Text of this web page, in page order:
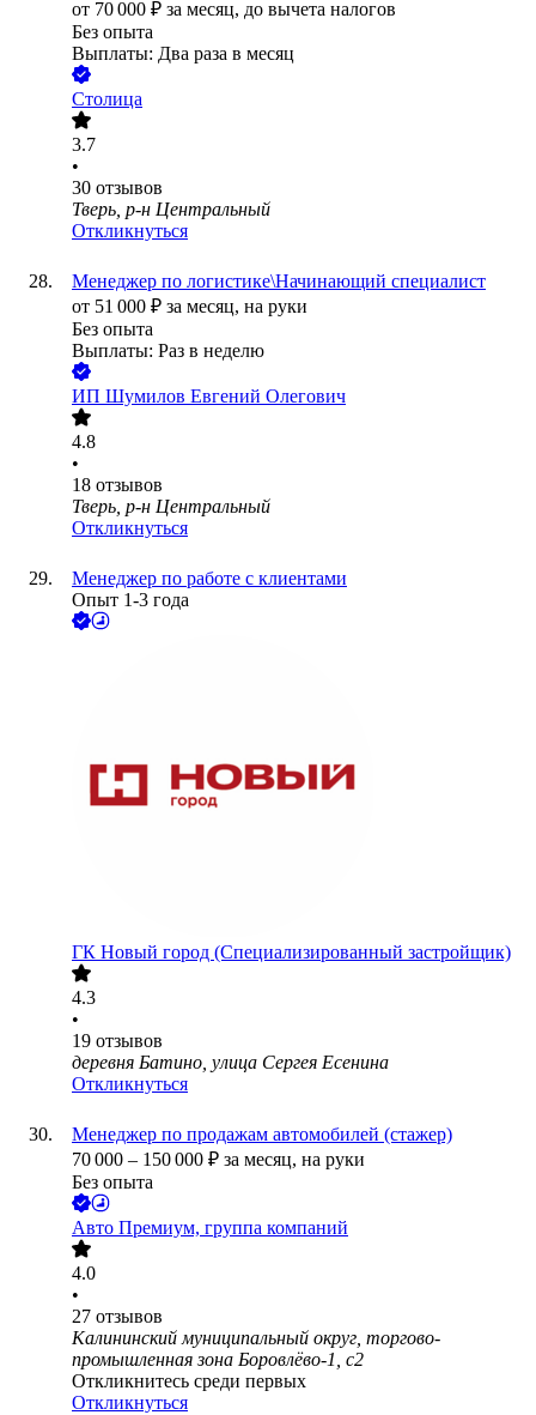
от 70 000 ₽ за месяц, до вычета налогов
Без опыта
Выплаты: Два раза в месяц
Столица
3.7
•
30 отзывов
Тверь, р-н Центральный
Откликнуться
Менеджер по логистике\Начинающий специалист
от 51 000 ₽ за месяц, на руки
Без опыта
Выплаты: Раз в неделю
ИП Шумилов Евгений Олегович
4.8
•
18 отзывов
Тверь, р-н Центральный
Откликнуться
Менеджер по работе с клиентами
Опыт 1-3 года
ГК Новый город (Специализированный застройщик)
4.3
•
19 отзывов
деревня Батино, улица Сергея Есенина
Откликнуться
Менеджер по продажам автомобилей (стажер)
70 000 – 150 000 ₽ за месяц, на руки
Без опыта
Авто Премиум, группа компаний
4.0
•
27 отзывов
Калининский муниципальный округ, торгово-
промышленная зона Боровлёво-1, с2
Откликнитесь среди первых
Откликнуться